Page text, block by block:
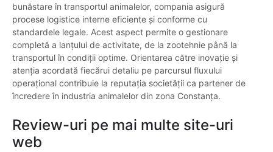
bunăstare în transportul animalelor, compania asigură
procese logistice interne eficiente și conforme cu
standardele legale. Acest aspect permite o gestionare
completă a lanțului de activitate, de la zootehnie până la
transportul în condiții optime. Orientarea către inovație și
atenția acordată fiecărui detaliu pe parcursul fluxului
operațional contribuie la reputația societății ca partener de
încredere în industria animalelor din zona Constanța.
Review-uri pe mai multe site-uri
web